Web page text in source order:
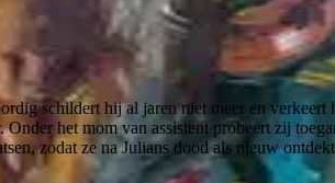
schildert hij al jaren niet meer en
het mom van assistent probeert zij
zodat ze na Julians dood als nieuw